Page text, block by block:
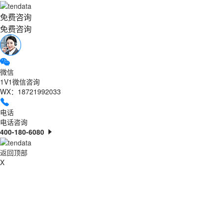
免费咨询
免费咨询
微信
1V1微信咨询
WX：18721992033
电话
电话咨询
400-180-6080
返回顶部
X